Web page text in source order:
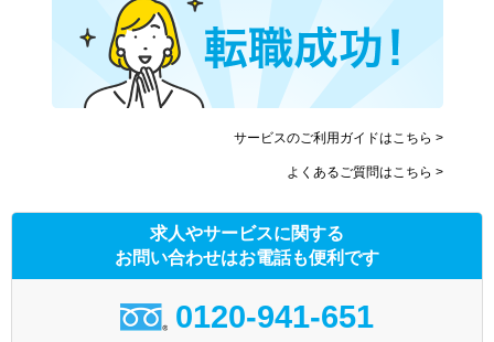
サービスのご利用ガイドはこちら >
よくあるご質問はこちら >
求人やサービスに関する
お問い合わせはお電話も便利です
0120-941-651